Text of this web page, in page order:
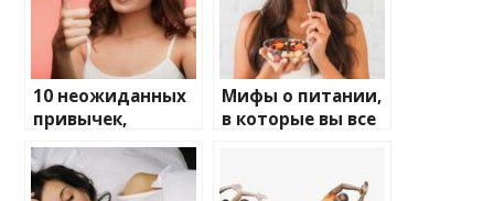
10 неожиданных
привычек,
которые
улучшают
здоровье
Мифы о питании,
в которые вы все